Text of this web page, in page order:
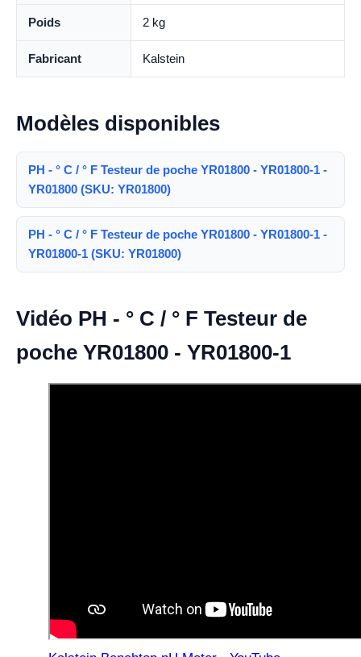
Poids 2 kg
Fabricant Kalstein
Modèles disponibles
PH - ° C / ° F Testeur de poche YR01800 - YR01800-1 -
YR01800 (SKU: YR01800)
PH - ° C / ° F Testeur de poche YR01800 - YR01800-1 -
YR01800-1 (SKU: YR01800)
Vidéo PH - ° C / ° F Testeur de
poche YR01800 - YR01800-1